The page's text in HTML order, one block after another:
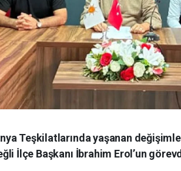
Teşkilatlarında yaşanan
İlçe Başkanı İbrahim Erol’un